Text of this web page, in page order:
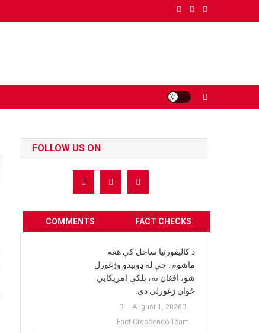
to
FOLLOW US ON
FACT CHECKS
COMMENTS
د کالیفورنیا ساحل کې هغه
ماشوم، چې له ډوبیدو وژغورل
شو، افغان نه، بلکې امریکایي
ځوان ژغورلی دی.
August 1, 2026
Fact Crescendo Team